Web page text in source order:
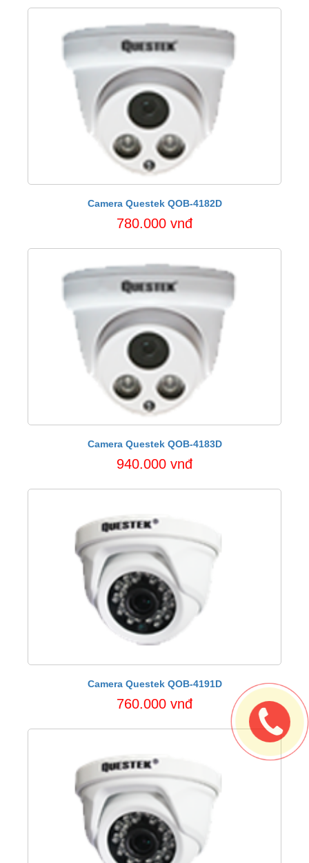
Camera Questek QOB-4182D
780.000 vnđ
Camera Questek QOB-4183D
940.000 vnđ
Camera Questek QOB-4191D
760.000 vnđ